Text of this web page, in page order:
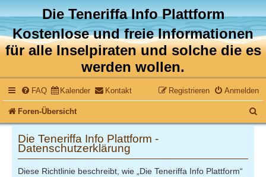
Die Teneriffa Info Plattform
Kostenlose und freie Informationen
für alle Inselpiraten und solche die es
werden wollen.
FAQ Kalender Kontakt Anmelden
Registrieren
Foren-Übersicht
u
Die Teneriffa Info Plattform -
Datenschutzerklärung
Diese Richtlinie beschreibt, wie „Die Teneriffa Info Plattform“